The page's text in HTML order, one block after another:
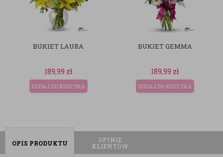
BUKIET GEMMA
DODAJ DO KOSZYKA
CZEKOLADKI
DODAJ DO KOSZYKA
OPIS PRODUKTU
OPINIE
KLIENTÓW